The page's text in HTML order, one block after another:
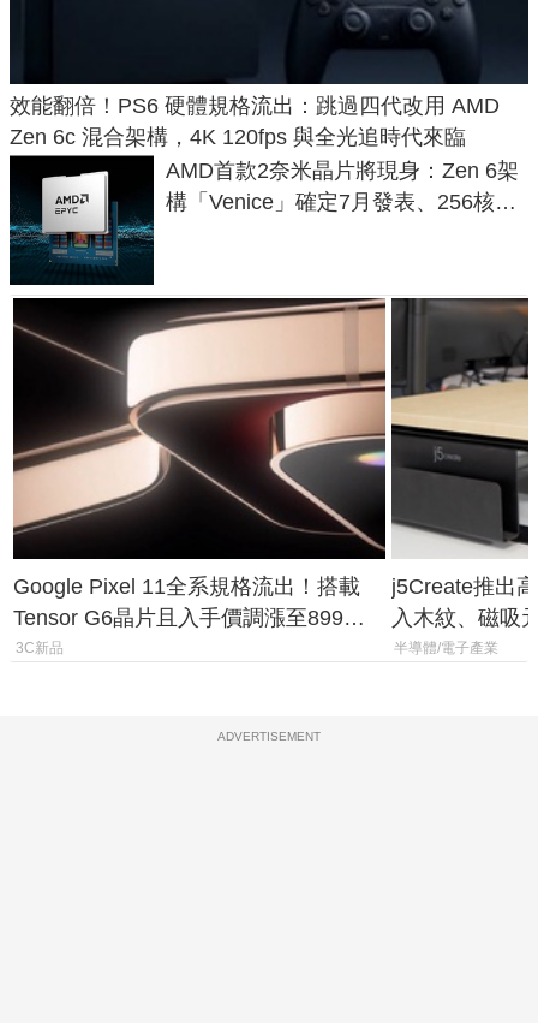
效能翻倍！PS6 硬體規格流出：跳過四代改用 AMD
Zen 6c 混合架構，4K 120fps 與全光追時代來臨
AMD首款2奈米晶片將現身：Zen 6架
構「Venice」確定7月發表、256核心
Google Pixel 11全系規格流出！搭載
Tensor G6晶片且入手價調漲至899美
元
3C新品
j5Create推出
入木紋、磁吸
半導體/電子產業
ADVERTISEMENT